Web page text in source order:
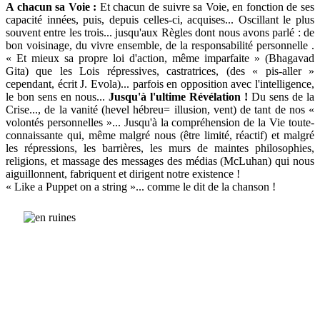
A chacun sa Voie : Et chacun de suivre sa Voie, en fonction de ses
capacité innées, puis, depuis celles-ci, acquises... Oscillant le plus
souvent entre les trois... jusqu'aux Règles dont nous avons parlé : de
bon voisinage, du vivre ensemble, de la responsabilité personnelle .
« Et mieux sa propre loi d'action, même imparfaite » (Bhagavad
Gita) que les Lois répressives, castratrices, (des « pis-aller »
cependant, écrit J. Evola)... parfois en opposition avec l'intelligence,
le bon sens en nous... Jusqu'à l'ultime Révélation ! Du sens de la
Crise..., de la vanité (hevel hébreu= illusion, vent) de tant de nos «
volontés personnelles »... Jusqu'à la compréhension de la Vie toute-
connaissante qui, même malgré nous (être limité, réactif) et malgré
les répressions, les barrières, les murs de maintes philosophies,
religions, et massage des messages des médias (McLuhan) qui nous
aiguillonnent, fabriquent et dirigent notre existence !
« Like a Puppet on a string »... comme le dit de la chanson !